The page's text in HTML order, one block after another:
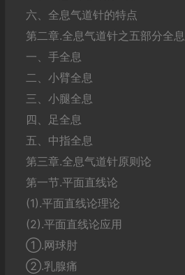
六、全息气道针的特点
第二章.全息气道针之五部分全息
一、手全息
二、小臂全息
三、小腿全息
四、足全息
五、中指全息
第三章.全息气道针原则论
第一节.平面直线论
(1).平面直线论理论
(2).平面直线论应用
①.网球肘
②.乳腺痛